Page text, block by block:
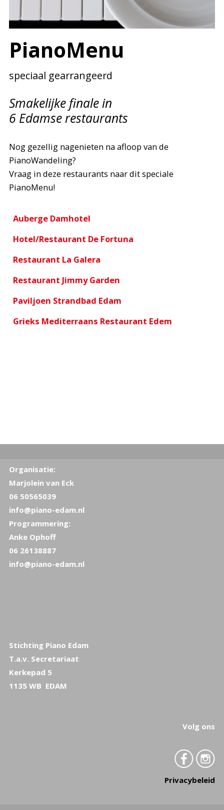
PianoMenu
speciaal gearrangeerd
Smakelijke finale in
6 Edamse restaurants
Nog gezellig nagenieten na afloop van de
PianoWandeling?
Vraag in deze restaurants naar dit speciale
PianoMenu!
Auberge Damhotel
Hotel/Restaurant De Fortuna
Restaurant La Galera
Restaurant Jimmy Garden
Paviljoen Strandbad Edam
Grieks Mediterraans Restaurant Edem
Organisatie:
Marjolein van Eck
06 50565039
info@piano-edam.nl
Programmering:
Anke Ophoff
06 26138887
info@piano-edam.nl
Stichting Piano Edam
T.a.v. Secretariaat
Kerkepad 5
1135 WB EDAM
Volg ons
Privacybeleid